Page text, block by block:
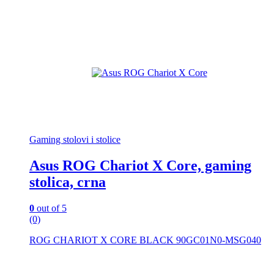
Gaming stolovi i stolice
Asus ROG Chariot X Core, gaming
stolica, crna
0 out of 5
(0)
ROG CHARIOT X CORE BLACK 90GC01N0-MSG040